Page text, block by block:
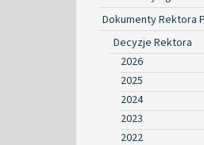
Dokumenty Rektora
Decyzje Rektora
2026
2025
2024
2023
2022